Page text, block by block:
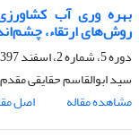
بهره وری آب
روش‌های ارتقاء،
دوره 5، شماره 2، اسفند 1397، صفحه
سید ابوالقاسم حقایقی
مشاهده مقاله
اصل